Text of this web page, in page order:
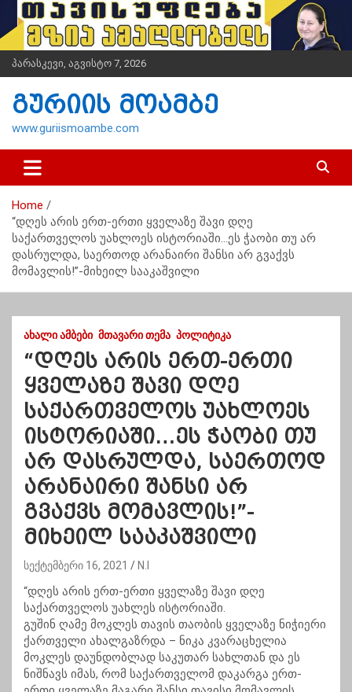
i
t
n
პარასკევი, აგვისტო 7, 2026
გურიის მოამბე
www.guriismoambe.com
Home
“დღეს არის ერთ-ერთი ყველაზე შავი დღე
საქართველოს უახლოეს ისტორიაში…ეს ჭაობი თუ არ
დასრულდა, საერთოდ არანაირი შანსი არ გვაქვს
მომავლის!”-მიხეილ სააკაშვილი
ᲐᲮᲐᲚᲘ ᲐᲛᲑᲔᲑᲘ ᲛᲗᲐᲕᲐᲠᲘ ᲗᲔᲛᲐ ᲞᲝᲚᲘᲢᲘᲙᲐ
“დღეს არის ერთ-ერთი
ყველაზე შავი დღე
საქართველოს უახლოეს
ისტორიაში…ეს ჭაობი თუ
არ დასრულდა, საერთოდ
არანაირი შანსი არ
გვაქვს მომავლის!”-
მიხეილ სააკაშვილი
სექტემბერი 16, 2021 N.I
“დღეს არის ერთ-ერთი ყველაზე შავი დღე
საქართველოს უახლეს ისტორიაში.
გუშინ ღამე მოკლეს თავის თაობის ყველაზე ნიჭიერი
ქართველი ახალგაზრდა – ნიკა კვარაცხელია
მოკლეს დაუნდობლად საკუთარ სახლთან და ეს
ნიშნავს იმას, რომ საქართველომ დაკარგა ერთ-